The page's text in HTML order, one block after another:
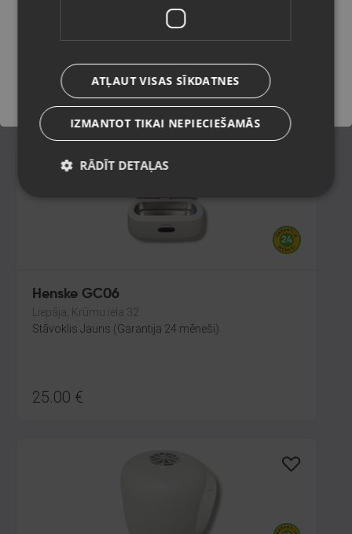
Stāvoklis Lietots (Garantija 6 mēneši)
10.00€
Henske GC06
Liepāja, Krūmu iela 32
Stāvoklis Jauns (Garantija 24 mēneši)
25.00 €
Saglabāt
ATĻAUT VISAS SĪKDATNES
IZMANTOT TIKAI NEPIECIEŠAMĀS
RĀDĪT DETAĻAS